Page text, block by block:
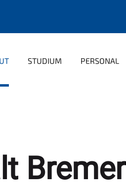
STUDIUM PERSONAL
Bremer